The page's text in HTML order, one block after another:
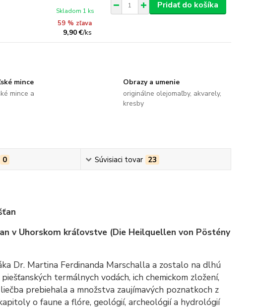
59 % zľava
9,90 €/ks
Skladom 1 ks
Pridať do košíka
mince
mince a
Obrazy a umenie
originálne olejomaľby, akvarely,
kresby
0 Súvisiaci tovar 23
v Uhorskom kráľovstve (Die Heilquellen von Pöstény
Dr. Martina Ferdinanda Marschalla a zostalo na dlhú
termálnych vodách, ich chemickom zložení,
prebiehala a množstva zaujímavých poznatkoch z
o faune a flóre, geológií, archeológií a hydrológií